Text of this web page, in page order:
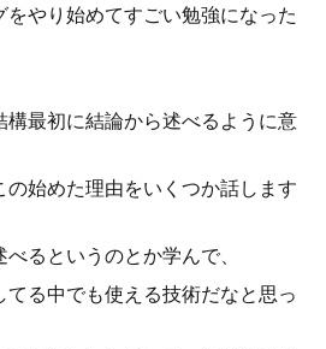
をやり始めてすごい勉強になった
構最初に結論から述べるように意
始めた理由をいくつか話します
るというのとか学んで、
てる中でも使える技術だなと思っ